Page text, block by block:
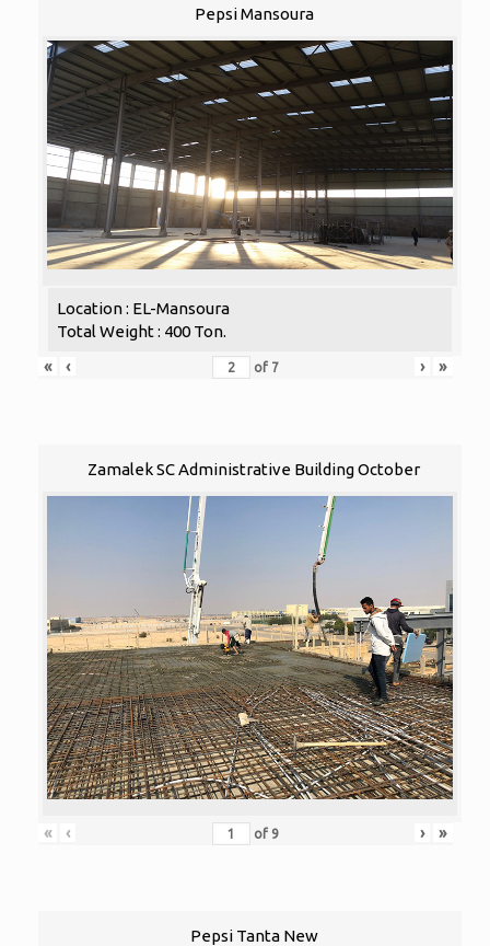
Pepsi Mansoura
Location : EL-Mansoura
Total Weight : 400 Ton.
«
‹ of 7 › »
Zamalek SC Administrative Building October
« ‹ of 9 › »
Pepsi Tanta New